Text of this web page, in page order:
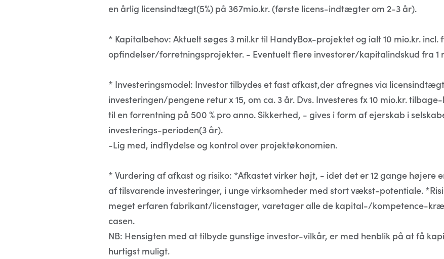
en årlig licensindtægt(5%) på 367mio.kr. (første licens-indtægter om 2-3 år).
* Kapitalbehov: Aktuelt søges 3 mil.kr til HandyBox-projektet og ialt 10 mio.kr.
opfindelser/forretningsprojekter. - Eventuelt flere investorer/kapitalindskud fra 1
* Investeringsmodel: Investor tilbydes et fast afkast,der afregnes via
investeringen/pengene retur x 15, om ca. 3 år. Dvs. Investeres fx 10 mio.kr.
til en forrentning på 500 % pro anno. Sikkerhed, - gives i form af ejerskab i
investerings-perioden(3 år).
-Lig med, indflydelse og kontrol over projektøkonomien.
* Vurdering af afkast og risiko: *Afkastet virker højt, - idet det er 12 gange højere
af tilsvarende investeringer, i unge virksomheder med stort vækst-potentiale.
meget erfaren fabrikant/licenstager, varetager alle de kapital-/kompetence-
casen.
NB: Hensigten med at tilbyde gunstige investor-vilkår, er med henblik på at få
hurtigst muligt.